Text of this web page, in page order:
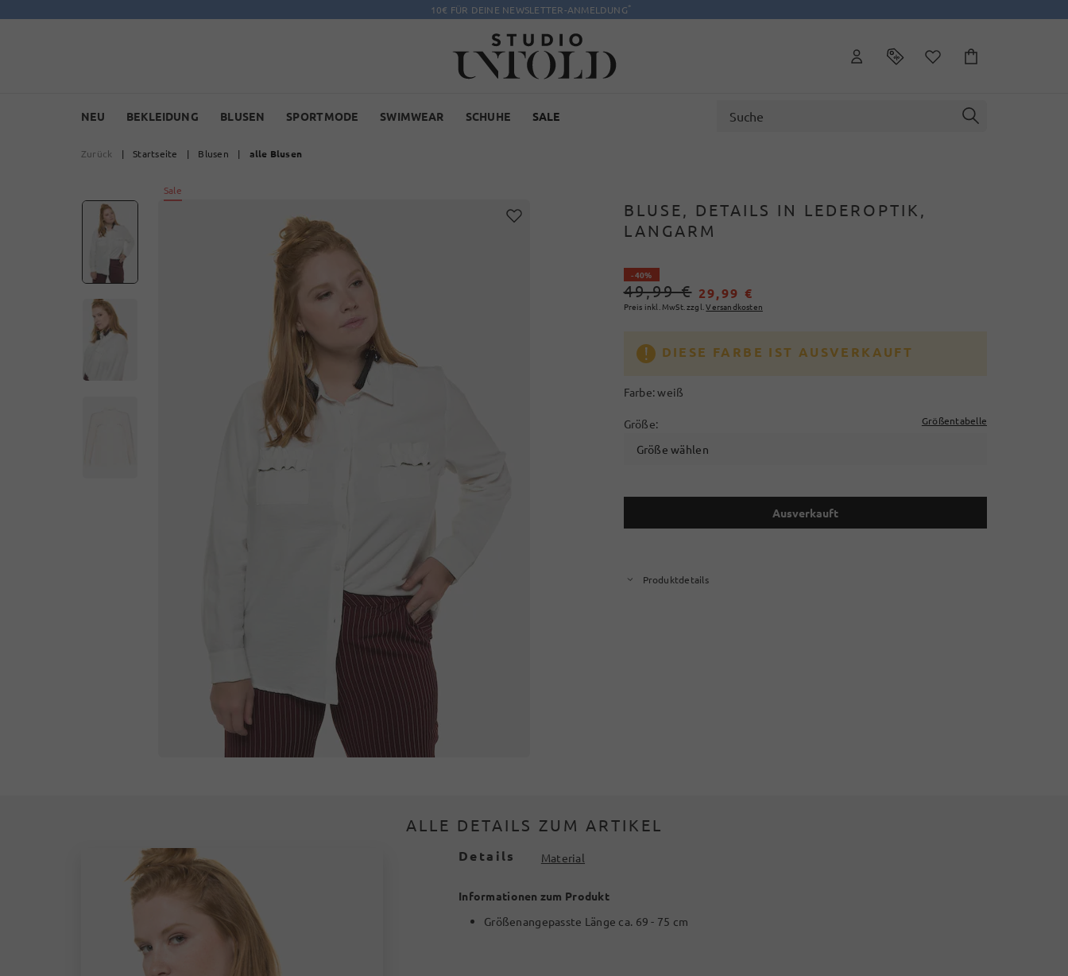
10€ FÜR DEINE NEWSLETTER-ANMELDUNG*
NEU BEKLEIDUNG BLUSEN SPORTMODE SWIMWEAR SCHUHE SALE
Zurück | Startseite | Blusen | alle Blusen
Sale
BLUSE, DETAILS IN LEDEROPTIK,
LANGARM
- 40%
49,99 € 29,99 €
Preis inkl. MwSt. zzgl.Versandkosten
DIESE FARBE IST AUSVERKAUFT
Farbe:weiß
Größe: Größentabelle
Größe wählen
Ausverkauft
Produktdetails
ALLE DETAILS ZUM ARTIKEL
Details Material
Informationen zum Produkt
Größenangepasste Länge ca. 69 - 75 cm